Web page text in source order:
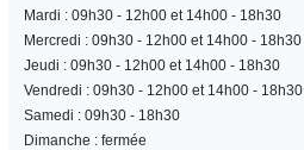
Mardi : 09h30 - 12h00 et 14h00 - 18h30
Mercredi : 09h30 - 12h00 et 14h00 - 18h30
Jeudi : 09h30 - 12h00 et 14h00 - 18h30
Vendredi : 09h30 - 12h00 et 14h00 - 18h30
Samedi : 09h30 - 18h30
Dimanche : fermée